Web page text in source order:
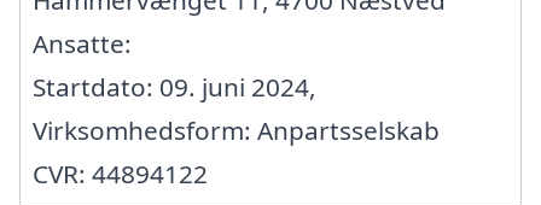
Ansatte:
Startdato: 09. juni 2024,
Virksomhedsform: Anpartsselskab
CVR: 44894122